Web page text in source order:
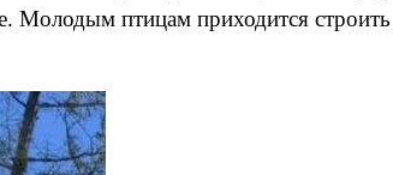
Молодым птицам приходится